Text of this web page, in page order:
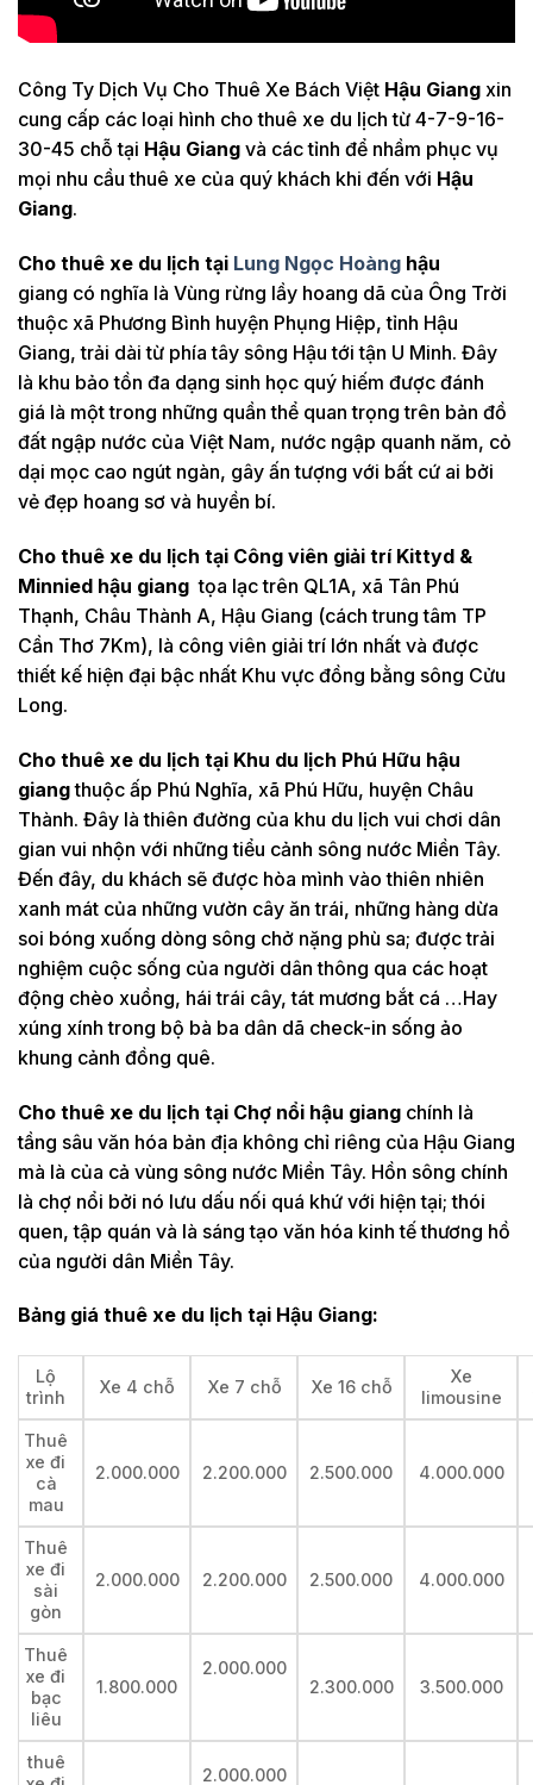
Công Ty Dịch Vụ Cho Thuê Xe Bách Việt Hậu Giang xin
cung cấp các loại hình cho thuê xe du lịch từ 4-7-9-16-
30-45 chỗ tại Hậu Giang và các tỉnh để nhầm phục vụ
mọi nhu cầu thuê xe của quý khách khi đến với Hậu
Giang.
Cho thuê xe du lịch tại Lung Ngọc Hoàng hậu
giang có nghĩa là Vùng rừng lầy hoang dã của Ông Trời
thuộc xã Phương Bình huyện Phụng Hiệp, tỉnh Hậu
Giang, trải dài từ phía tây sông Hậu tới tận U Minh. Đây
là khu bảo tồn đa dạng sinh học quý hiếm được đánh
giá là một trong những quần thể quan trọng trên bản đồ
đất ngập nước của Việt Nam, nước ngập quanh năm, cỏ
dại mọc cao ngút ngàn, gây ấn tượng với bất cứ ai bởi
vẻ đẹp hoang sơ và huyền bí.
Cho thuê xe du lịch tại Công viên giải trí Kittyd &
Minnied hậu giang tọa lạc trên QL1A, xã Tân Phú
Thạnh, Châu Thành A, Hậu Giang (cách trung tâm TP
Cần Thơ 7Km), là công viên giải trí lớn nhất và được
thiết kế hiện đại bậc nhất Khu vực đồng bằng sông Cửu
Long.
Cho thuê xe du lịch tại Khu du lịch Phú Hữu hậu
giangthuộc ấp Phú Nghĩa, xã Phú Hữu, huyện Châu
Thành. Đây là thiên đường của khu du lịch vui chơi dân
gian vui nhộn với những tiểu cảnh sông nước Miền Tây.
Đến đây, du khách sẽ được hòa mình vào thiên nhiên
xanh mát của những vườn cây ăn trái, những hàng dừa
soi bóng xuống dòng sông chở nặng phù sa; được trải
nghiệm cuộc sống của người dân thông qua các hoạt
động chèo xuồng, hái trái cây, tát mương bắt cá …Hay
xúng xính trong bộ bà ba dân dã check-in sống ảo
khung cảnh đồng quê.
Cho thuê xe du lịch tại Chợ nổi hậu giang chính là
tầng sâu văn hóa bản địa không chỉ riêng của Hậu Giang
mà là của cả vùng sông nước Miền Tây. Hồn sông chính
là chợ nổi bởi nó lưu dấu nối quá khứ với hiện tại; thói
quen, tập quán và là sáng tạo văn hóa kinh tế thương hồ
của người dân Miền Tây.
Bảng giá thuê xe du lịch tại Hậu Giang:
Lộ
trình
Xe 4 chỗ Xe 7 chỗ Xe 16 chỗ
Xe
limousine
Thuê
xe đi
cà
mau
2.000.000 2.200.000 2.500.000 4.000.000
Thuê
xe đi
sài
gòn
2.000.000 2.200.000 2.500.000 4.000.000
Thuê
xe đi
bạc
liêu
1.800.000
2.000.000
2.300.000
3.500.000
thuê
2.000.000